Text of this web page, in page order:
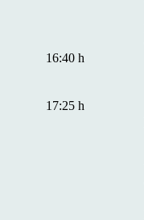
16:40 h
17:25 h